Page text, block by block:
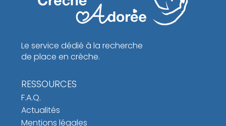
Le service dédié à la recherche
de place en crèche.
RESSOURCES
F.A.Q.
Actualités
Mentions légales